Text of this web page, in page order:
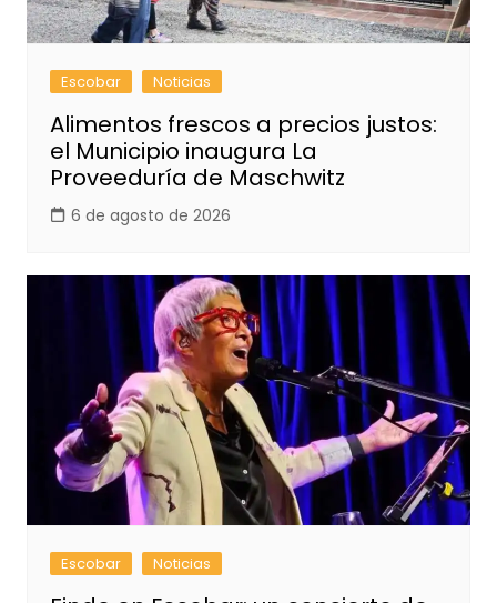
Escobar Noticias
Alimentos frescos a precios justos:
el Municipio inaugura La
Proveeduría de Maschwitz
6 de agosto de 2026
Escobar Noticias